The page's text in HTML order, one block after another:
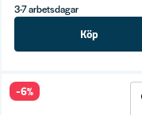
3-7 arbetsdagar
Köp
-6%